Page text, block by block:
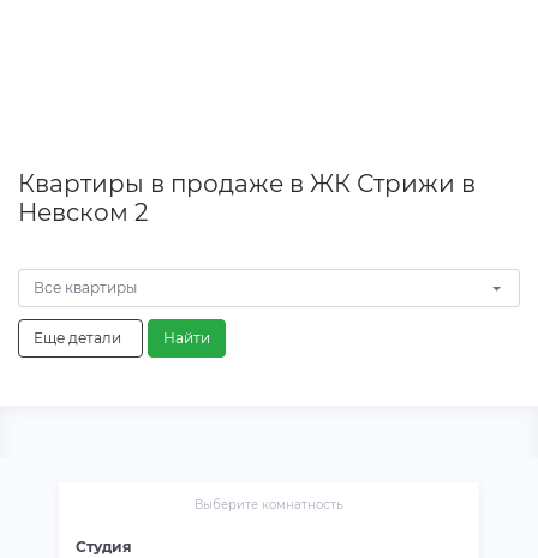
Квартиры в продаже в ЖК Стрижи в
Невском 2
Все квартиры
Еще детали Найти
Выберите комнатность
Студия